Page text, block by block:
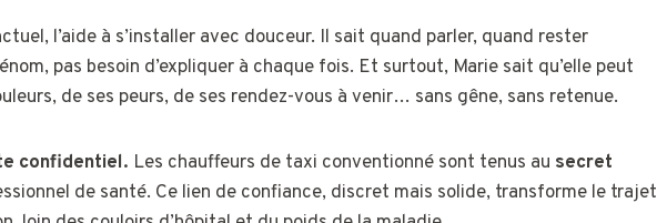
l’aide à s’installer avec douceur. Il sait quand parler, quand rester
pas besoin d’expliquer à chaque fois. Et surtout, Marie sait qu’elle peut
de ses peurs, de ses rendez-vous à venir… sans gêne, sans retenue.
confidentiel. Les chauffeurs de taxi conventionné sont tenus au secret
de santé. Ce lien de confiance, discret mais solide, transforme le trajet